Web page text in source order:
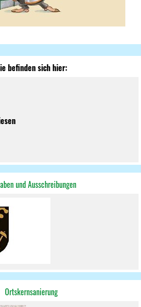
befinden sich hier:
und Ausschreibungen
Ortskernsanierung